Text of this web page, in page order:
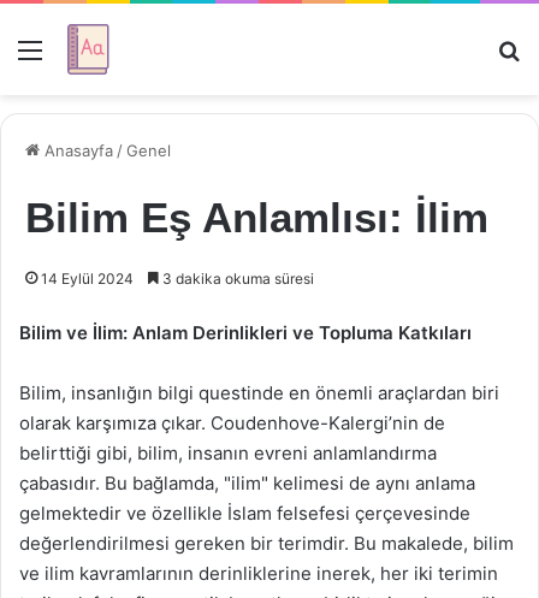
Menü
Anasayfa /Genel
Bilim Eş Anlamlısı: İlim
14 Eylül 2024 3 dakika okuma süresi
Bilim ve İlim: Anlam Derinlikleri ve Topluma Katkıları
Bilim, insanlığın bilgi questinde en önemli araçlardan biri
olarak karşımıza çıkar. Coudenhove-Kalergi’nin de
belirttiği gibi, bilim, insanın evreni anlamlandırma
çabasıdır. Bu bağlamda, "ilim" kelimesi de aynı anlama
gelmektedir ve özellikle İslam felsefesi çerçevesinde
değerlendirilmesi gereken bir terimdir. Bu makalede, bilim
ve ilim kavramlarının derinliklerine inerek, her iki terimin